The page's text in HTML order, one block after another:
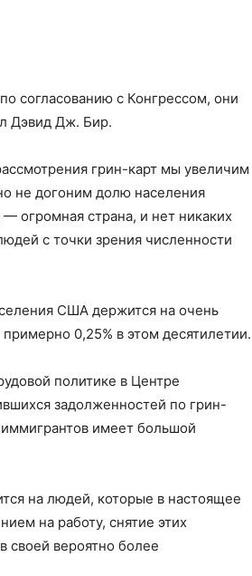
согласованию с Конгрессом, они
Дэвид Дж. Бир.
грин-карт мы увеличим
не догоним долю населения
огромная страна, и нет никаких
с точки зрения численности
США держится на очень
0,25% в этом десятилетии.
политике в Центре
задолженностей по грин-
имеет большой
на людей, которые в настоящее
на работу, снятие этих
своей вероятно более